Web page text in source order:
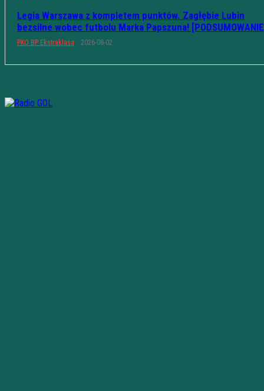
Legia Warszawa z kompletem punktów. Zagłębie Lubin
bezsilne wobec futbolu Marka Papszuna!
PKO BP Ekstraklasa 2026-08-02